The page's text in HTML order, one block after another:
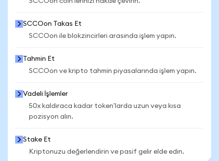
SCCOon Takas Et
SCCOon ile blokzincirleri arasında işlem yapın.
Tahmin Et
SCCOon ve kripto tahmin piyasalarında işlem yapın.
Vadeli İşlemler
50x kaldıraca kadar token'larda uzun veya kısa
pozisyon alın.
Stake Et
Kriptonuzu değerlendirin ve pasif gelir elde edin.